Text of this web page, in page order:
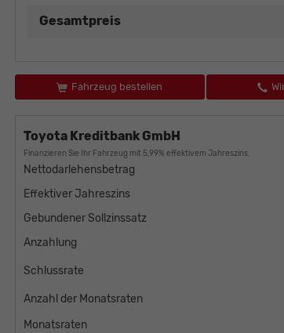
Gesamtpreis
Fahrzeug bestellen
Toyota Kreditbank GmbH
Finanzieren Sie Ihr Fahrzeug mit 5,99% effektivem Jahreszins.
Nettodarlehensbetrag
Effektiver Jahreszins
Gebundener Sollzinssatz
Anzahlung
Schlussrate
Anzahl der Monatsraten
Monatsraten